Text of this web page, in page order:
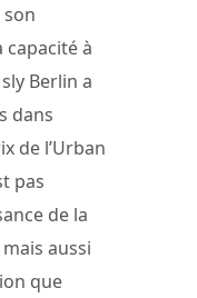
à
Berlin a
dans
de l’Urban
pas
de la
aussi
que